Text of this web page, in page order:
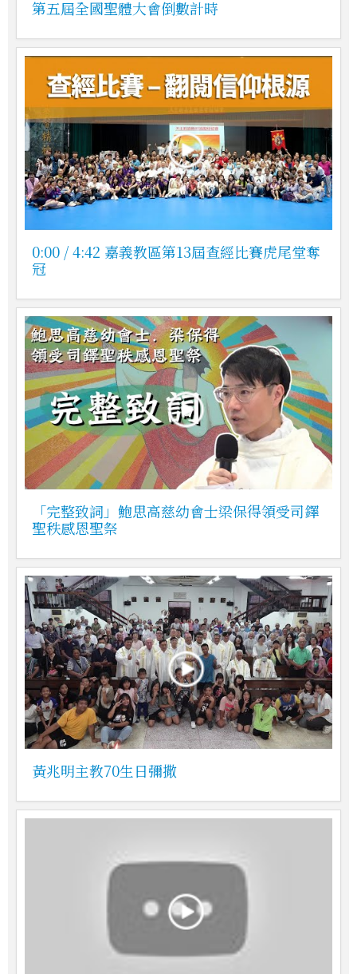
第五屆全國聖體大會倒數計時
0:00 / 4:42 嘉義教區第13屆查經比賽虎尾堂奪
冠
「完整致詞」鮑思高慈幼會士梁保得領受司鐸
聖秩感恩聖祭
黃兆明主教70生日彌撒